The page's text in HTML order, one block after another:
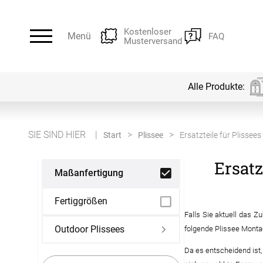
Menü
Kostenloser
Musterversand
FAQ
Für Ihre Fenster & Türen
Plissee
Massanfertigung
FertiggrössenDachfenster Rollo
Alle Lamellen
Massanfertigung
Zubehör
Jalousien
Alle Jalousien
Alle Produkte:
SIE SIND HIER Start Plissee Ersatzteile für Plissees
Maßanfertigung
Fertiggrößen
Outdoor Plissees
Falls Sie aktuell das
folgende Plissee
Da es entscheidend